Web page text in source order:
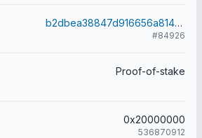
b2dbea38847d916656a814ead7f800442c360068b6053a2e384666fd62aec567
#84926
Proof-of-stake
0x20000000
536870912